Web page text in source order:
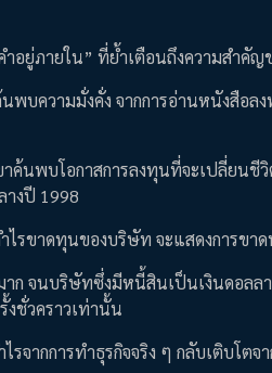
อยู่ภายใน” ที่ย้ำเตือนถึงความสำคั
นพบความมั่งคั่ง จากการอ่านหนังสื
าค้นพบโอกาสการลงทุนที่จะเปลี่ยน
างปี 1998
ำไรขาดทุนของบริษัท จะแสดงการ
จนบริษัทซึ่งมีหนี้สินเป็นเงินดอลล
งชั่วคราวเท่านั้น
รจากการทำธุรกิจจริง ๆ กลับเติบโต